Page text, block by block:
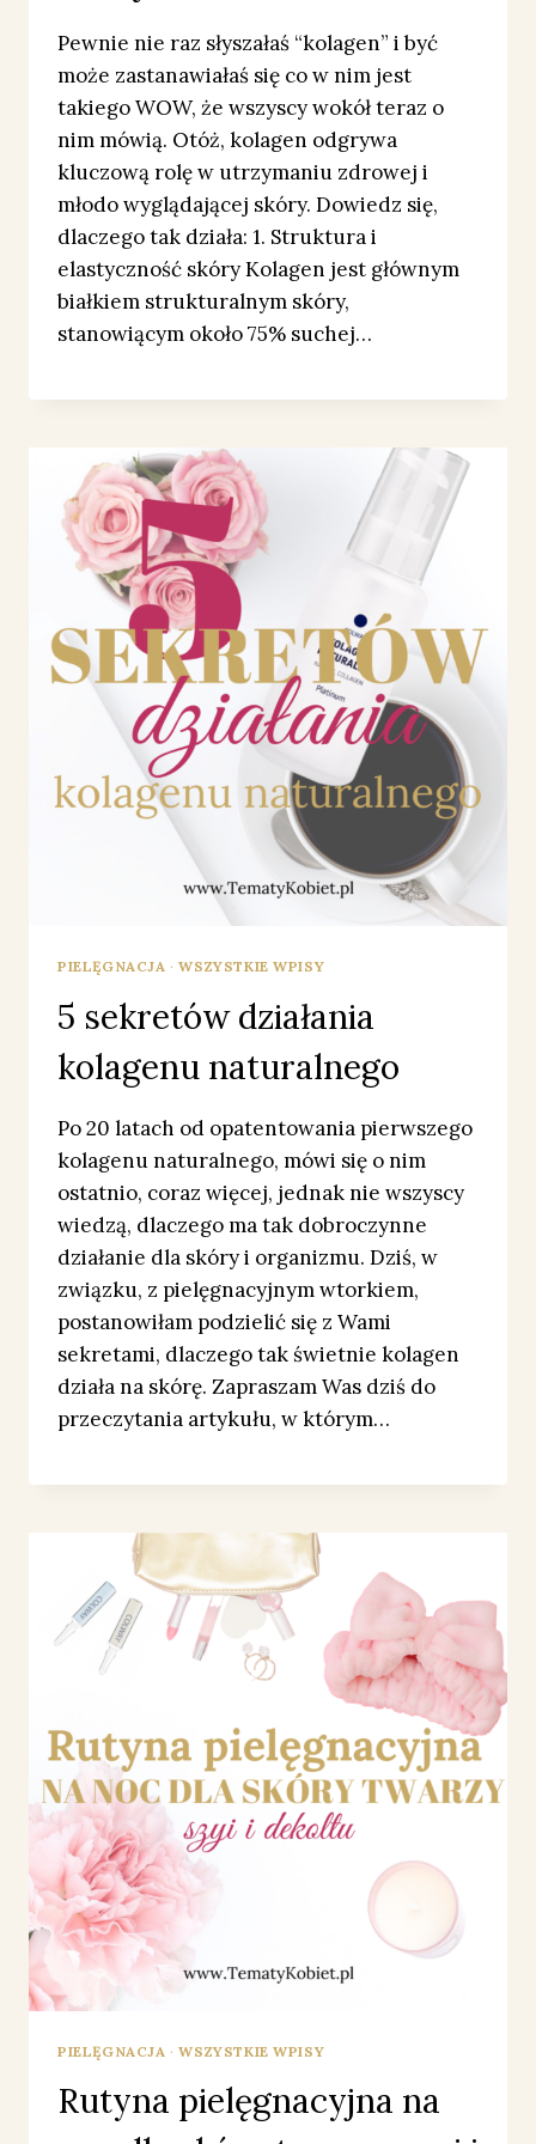
Pewnie nie raz słyszałaś “kolagen” i być
może zastanawiałaś się co w nim jest
takiego WOW, że wszyscy wokół teraz o
nim mówią. Otóż, kolagen odgrywa
kluczową rolę w utrzymaniu zdrowej i
młodo wyglądającej skóry. Dowiedz się,
dlaczego tak działa: 1. Struktura i
elastyczność skóry Kolagen jest głównym
białkiem strukturalnym skóry,
stanowiącym około 75% suchej…
PIELĘGNACJA ·WSZYSTKIE WPISY
5 sekretów działania
kolagenu naturalnego
Po 20 latach od opatentowania pierwszego
kolagenu naturalnego, mówi się o nim
ostatnio, coraz więcej, jednak nie wszyscy
wiedzą, dlaczego ma tak dobroczynne
działanie dla skóry i organizmu. Dziś, w
związku, z pielęgnacyjnym wtorkiem,
postanowiłam podzielić się z Wami
sekretami, dlaczego tak świetnie kolagen
działa na skórę. Zapraszam Was dziś do
przeczytania artykułu, w którym…
PIELĘGNACJA ·WSZYSTKIE WPISY
Rutyna pielęgnacyjna na